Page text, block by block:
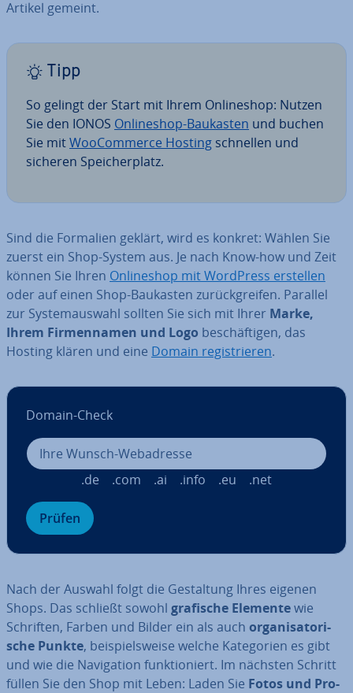
Artikel gemeint.
Tipp
So gelingt der Start mit Ihrem On­line­shop: Nutzen
Sie den IONOS On­line­shop-Baukasten und buchen
Sie mitWoo­Com­mer­ce Hosting schnellen und
sicheren Spei­cher­platz.
Sind die Formalien geklärt, wird es konkret: Wählen Sie
zuerst ein Shop-System aus. Je nach Know-how und Zeit
können Sie Ihren On­line­shop mit WordPress erstellen
oder auf einen Shop-Baukasten zu­rück­grei­fen. Parallel
zur Sys­tem­aus­wahl sollten Sie sich mit Ihrer Marke,
Ihrem Fir­men­na­men und Logo be­schäf­ti­gen, das
Hosting klären und eine Domain re­gis­trie­ren.
Domain-Check
.de .com .ai .info .eu .net
Prüfen
Nach der Auswahl folgt die Ge­stal­tung Ihres eigenen
Shops. Das schließt sowohl grafische Elementewie
Schriften, Farben und Bilder ein als auch or­ga­ni­sa­to­ri­
sche Punkte, bei­spiels­wei­se welche Ka­te­go­rien es gibt
und wie die Na­vi­ga­ti­on funk­tio­niert. Im nächsten Schritt
füllen Sie den Shop mit Leben: Laden Sie Fotos und Pro­